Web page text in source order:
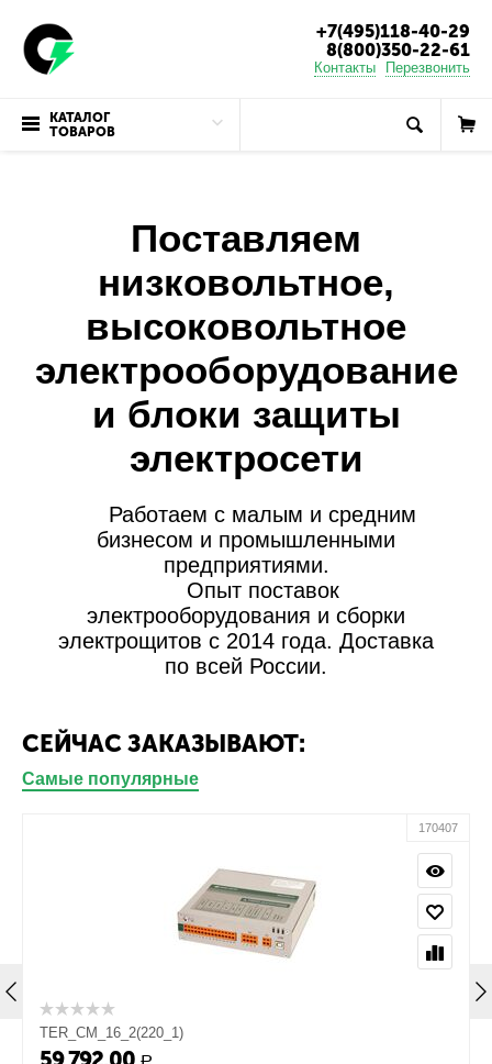
+7(495)118-40-29
8(800)350-22-61
Контакты Перезвонить
КАТАЛОГ
ТОВАРОВ
Поставляем
низковольтное,
высоковольтное
электрооборудование
и блоки защиты
электросети
Работаем с малым и средним
бизнесом и промышленными
предприятиями.
Опыт поставок
электрооборудования и сборки
электрощитов с 2014 года. Доставка
по всей России.
СЕЙЧАС ЗАКАЗЫВАЮТ:
Самые популярные
170407
TER_CM_16_2(220_1)
Р